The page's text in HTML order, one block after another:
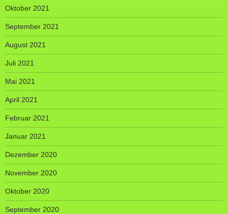
Oktober 2021
September 2021
August 2021
Juli 2021
Mai 2021
April 2021
Februar 2021
Januar 2021
Dezember 2020
November 2020
Oktober 2020
September 2020